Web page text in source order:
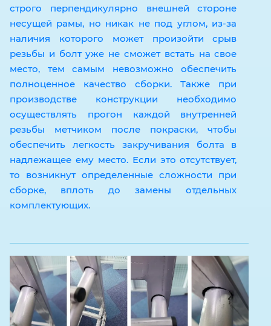
строго перпендикулярно внешней стороне
несущей рамы, но никак не под углом, из-за
наличия которого может произойти срыв
резьбы и болт уже не сможет встать на свое
место, тем самым невозможно обеспечить
полноценное качество сборки. Также при
производстве конструкции необходимо
осуществлять прогон каждой внутренней
резьбы метчиком после покраски, чтобы
обеспечить легкость закручивания болта в
надлежащее ему место. Если это отсутствует,
то возникнут определенные сложности при
сборке, вплоть до замены отдельных
комплектующих.